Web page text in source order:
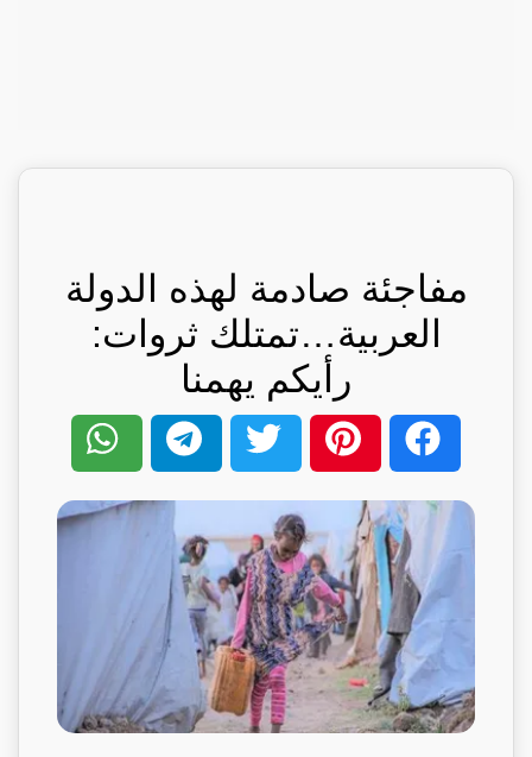
مفاجئة صادمة لهذه الدولة
العربية…تمتلك ثروات:
رأيكم يهمنا